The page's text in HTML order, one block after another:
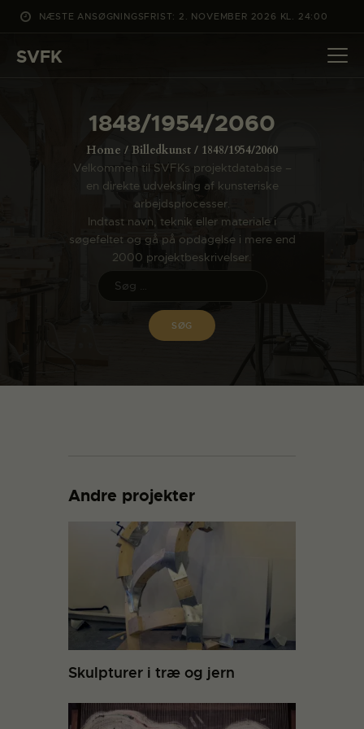
NÆSTE ANSØGNINGSFRIST: 2. NOVEMBER 2026 KL. 24:00
SVFK
1848/1954/2060
Home Billedkunst 1848/1954/2060
Velkommen til SVFKs projektdatabase –
en direkte udveksling af kunsteriske
arbejdsprocesser.
Indtast navn, teknik eller materiale i
søgefeltet og gå på opdagelse i mere end
2000 projektbeskrivelser.
DET SKER
PROJEKTER
CHANNEL
ANSØG
OM SVFK
ENGLISH
Andre projekter
Skulpturer i træ og jern